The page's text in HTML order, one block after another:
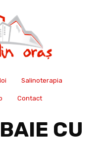
Salinoterapia
Contact
BAIE CU